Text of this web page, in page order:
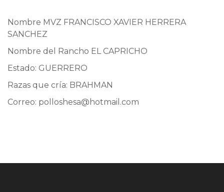
Nombre MVZ FRANCISCO XAVIER HERRERA
SANCHEZ
Nombre del Rancho EL CAPRICHO
Estado: GUERRERO
Razas que cría: BRAHMAN
Correo: polloshesa@hotmail.com